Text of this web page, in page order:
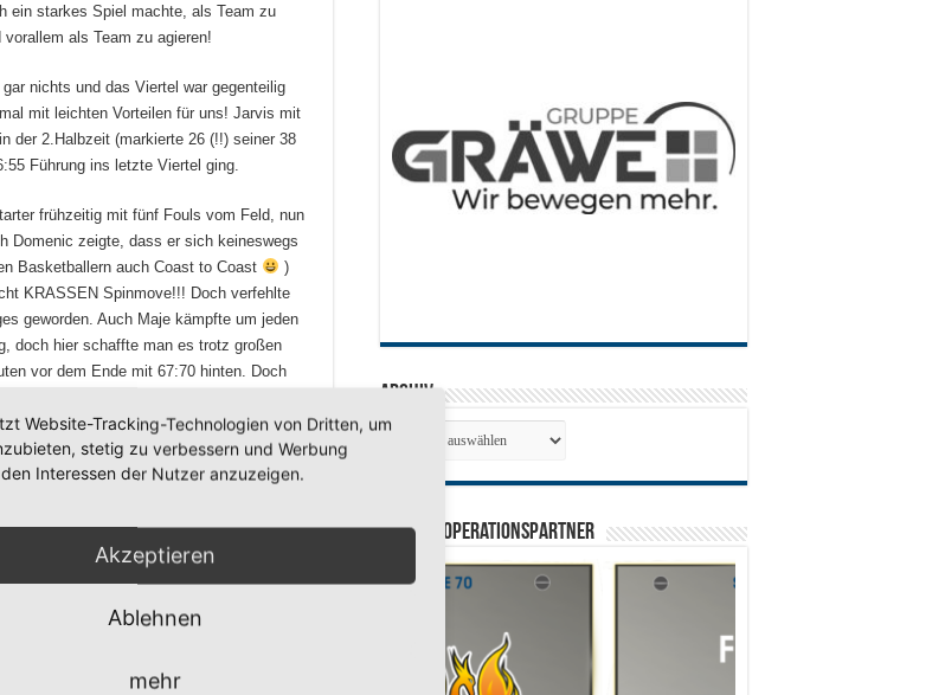
ein starkes Spiel machte, als Team zu
als Team zu agieren!
nichts und das Viertel war gegenteilig
mit leichten Vorteilen für uns! Jarvis mit
der 2.Halbzeit (markierte 26 (!!) seiner 38
Führung ins letzte Viertel ging.
frühzeitig mit fünf Fouls vom Feld, nun
Domenic zeigte, dass er sich keineswegs
Basketballern auch Coast to Coast
)
KRASSEN Spinmove!!! Doch verfehlte
geworden. Auch Maje kämpfte um jeden
doch hier schaffte man es trotz großen
vor dem Ende mit 67:70 hinten. Doch
und danach schaffte es mit
abzusetzen! Auszeit. Hier nahm man sich
wenn man nicht scoren sollte, den Ball
von Julian und einem starken Lay-Up lag
nicht den Rebound zu holen und durch
verkürzen. Auszeit Haspe. Hier wollte
doch dies klappte leider nicht und
Maje ergatterte sich den Ball und
sie leider nicht verwandeln, doch wieder
Ende mit einem Foul gestoppt werden
und so hatten die Bonner sechs
wieder von Maje abgefangen werden und
Archiv
SV 70 Kooperationspartner
Website-Tracking-Technologien von Dritten, um
stetig zu verbessern und Werbung
Interessen der Nutzer anzuzeigen.
Akzeptieren
Ablehnen
mehr